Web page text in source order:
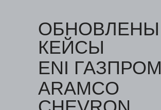
ОБНОВЛЕНЫ
КЕЙСЫ
ENI ГАЗПРОМ
ARAMCO